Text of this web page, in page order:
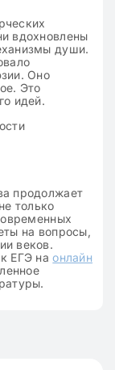
вдохновлены
души.
Оно
Это
идей.
продолжает
только
на вопросы,
веков.
к ЕГЭ наонлайн